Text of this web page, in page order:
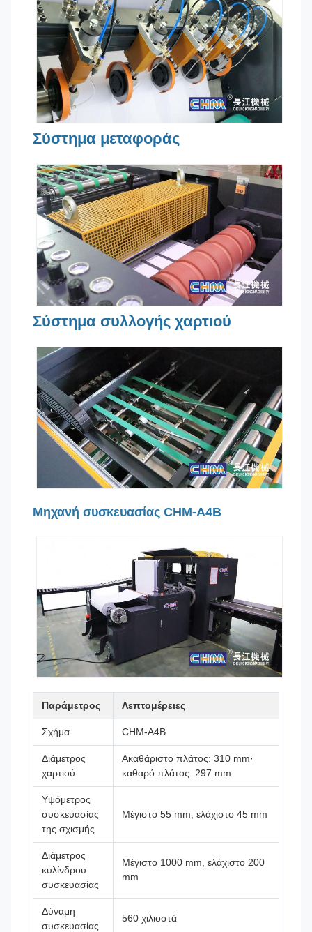
Σύστημα μεταφοράς
Σύστημα συλλογής χαρτιού
Μηχανή συσκευασίας CHM-A4B
Παράμετρος Λεπτομέρειες
Σχήμα CHM-A4B
Διάμετρος
χαρτιού
Ακαθάριστο πλάτος: 310 mm·
καθαρό πλάτος: 297 mm
Υψόμετρος
συσκευασίας
της σχισμής
Μέγιστο 55 mm, ελάχιστο 45 mm
Διάμετρος
κυλίνδρου
συσκευασίας
Μέγιστο 1000 mm, ελάχιστο 200
mm
Δύναμη
συσκευασίας
560 χιλιοστά